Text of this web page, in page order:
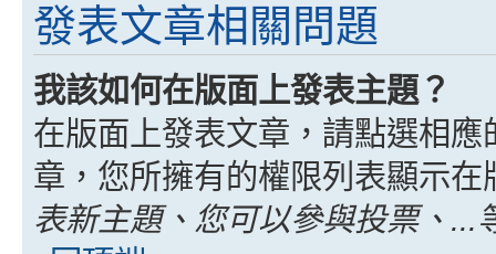
發表文章相關問題
我該如何在版面上發表主題？
在版面上發表文章，請點選相
章，您所擁有的權限列表顯示
表新主題、您可以參與投票、...